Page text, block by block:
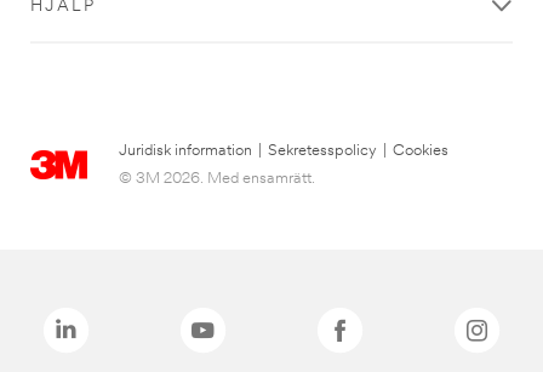
HJÄLP
Juridisk information Sekretesspolicy
Cookies
© 3M 2026. Med ensamrätt.